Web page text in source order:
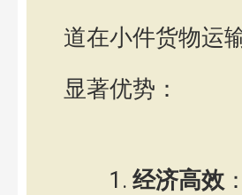
道在小件货物运
显著优势：
经济高效